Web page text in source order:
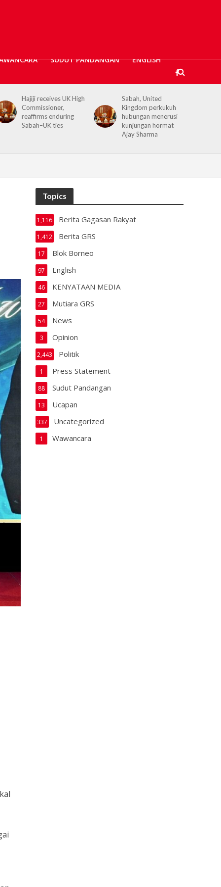
SUDUT PANDANGAN ENGLISH
Sabah, United
Kingdom perkukuh
hubungan menerusi
kunjungan hormat
Kerajaan Negeri
prihatin, 362 mangsa
banjir Tawau terima
bantuan kewangan
Topics
Berita Gagasan Rakyat
1,116
Berita GRS
1,412
Blok Borneo
17
English
97
KENYATAAN MEDIA
46
Mutiara GRS
27
News
54
Opinion
3
Politik
2,443
Press Statement
1
Sudut Pandangan
88
Ucapan
13
Uncategorized
337
Wawancara
1